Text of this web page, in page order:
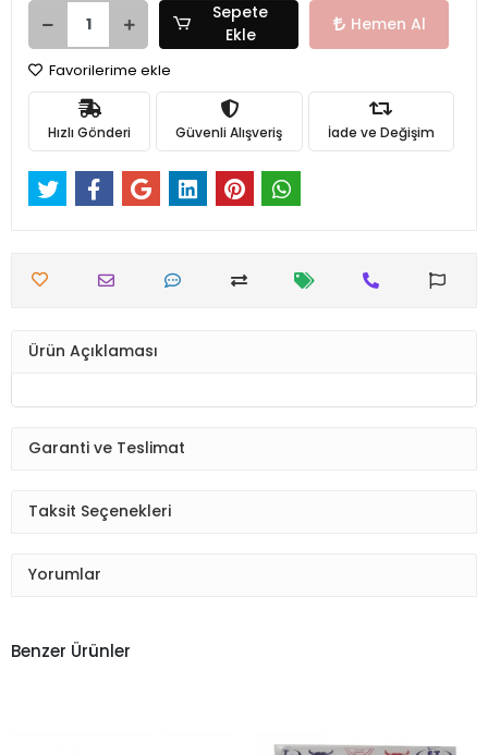
Sepete
Ekle
Hemen Al
Favorilerime ekle
Hızlı Gönderi Güvenli Alışveriş İade ve Değişim
Ürün Açıklaması
Garanti ve Teslimat
Taksit Seçenekleri
Yorumlar
Benzer Ürünler